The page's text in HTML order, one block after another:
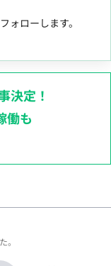
ォローします。
決定！
働も
。